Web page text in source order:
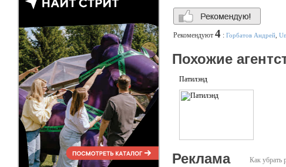
Рекомендуют 4 : Горбатов Андрей
Похожие
Патилэнд
Как убрать
Реклама